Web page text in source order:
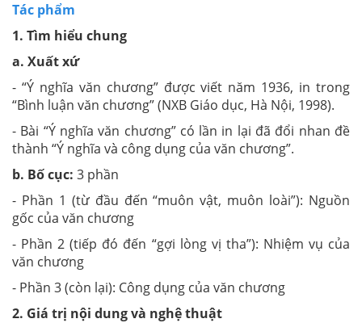
Tác phẩm
1. Tìm hiểu chung
a. Xuất xứ
- “Ý nghĩa văn chương” được viết năm 1936, in trong
“Bình luận văn chương” (NXB Giáo dục, Hà Nội, 1998).
- Bài “Ý nghĩa văn chương” có lần in lại đã đổi nhan đề
thành “Ý nghĩa và công dụng của văn chương”.
b. Bố cục: 3 phần
- Phần 1 (từ đầu đến “muôn vật, muôn loài”): Nguồn
gốc của văn chương
- Phần 2 (tiếp đó đến “gợi lòng vị tha”): Nhiệm vụ của
văn chương
- Phần 3 (còn lại): Công dụng của văn chương
2. Giá trị nội dung và nghệ thuật